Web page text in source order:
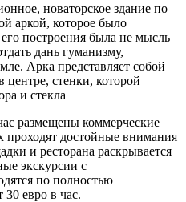
новаторское здание по
аркой, которое было
построения была не мысль
дань гуманизму,
Арка представляет собой
центре, стенки, которой
и стекла
размещены коммерческие
проходят достойные внимания
и ресторана раскрывается
экскурсии с
по полностью
евро в час.